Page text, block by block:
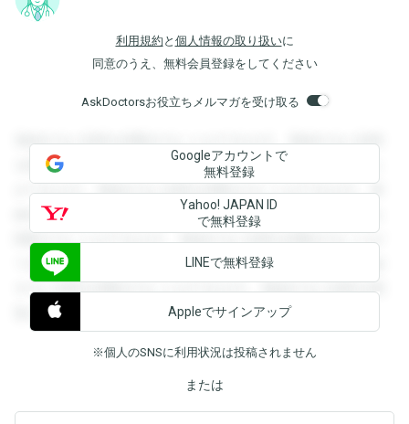
利用規約 と 個人情報の取り扱いに
同意のうえ、無料会員登録をしてください
AskDoctorsお役立ちメルマガを受け取る
登録すると回答を閲覧することができます。登録すると回答
を閲覧することができます。登録すると回答を閲覧すること
ができます。登録すると回答を閲覧することができます。登
録すると回答を閲覧することができます。登録すると回答を
閲覧することができます。登録すると回答を閲覧することが
できます。登録すると回答を閲覧することができます。登録
すると回答を閲覧することができます。登録すると回答を閲
覧することができます。
Googleアカウントで
無料登録
Yahoo! JAPAN ID
で無料登録
LINEで無料登録
Appleでサインアップ
※個人のSNSに利用状況は投稿されません
または